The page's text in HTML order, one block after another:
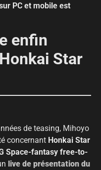
PC et mobile est
enfin
Star
de teasing, Mihoyo
concernant Honkai Star
Space-fantasy free-to-
live de présentation du